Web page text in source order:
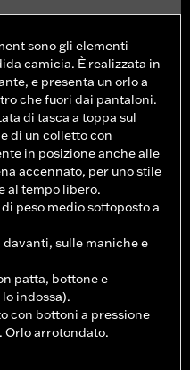
sono gli elementi
camicia. È realizzata in
e presenta un orlo a
che fuori dai pantaloni.
di tasca a toppa sul
di un colletto con
in posizione anche alle
accennato, per uno stile
al tempo libero.
peso medio sottoposto a
sulle maniche e
patta, bottone e
indossa).
con bottoni a pressione
Orlo arrotondato.